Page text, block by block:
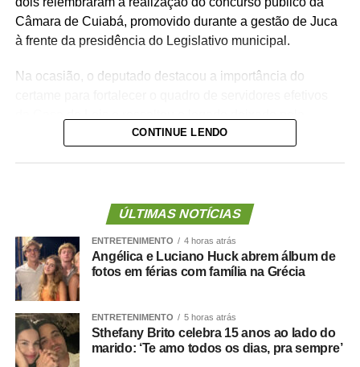
Câmara de Cuiabá, promovido durante a gestão de Juca
à frente da presidência do Legislativo municipal.
Na ocasião, o deputado destacou a importância do
Cuiabá, que é de todos nós mato-grossenses, o
parlamento mais antigo do Centro-Oeste brasileiro”,
afirmou Juca.
O concurso público foi realizado para provimento de
vagas e formação de cadastro de reserva para cargos de
níveis médio e superior, contemplando funções como
técnico legislativo, analista legislativo, controlador interno
e contador.
CONTINUE LENDO
ÚLTIMAS NOTÍCIAS
ENTRETENIMENTO 4 horas atrás
Angélica e Luciano Huck abrem álbum de
fotos em férias com família na Grécia
ENTRETENIMENTO 5 horas atrás
Sthefany Brito celebra 15 anos ao lado do
marido: ‘Te amo todos os dias, pra sempre’